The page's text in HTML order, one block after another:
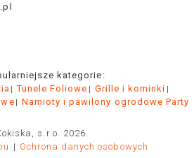
kategorie:
Tunele Foliowe
Grille i kominki
Namioty i pawilony ogrodowe Party
s.r.o. 2026.
Ochrona danych osobowych